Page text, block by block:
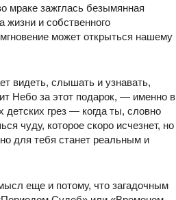
мраке зажглась безымянная
жизни и собственного
может открыться нашему
видеть, слышать и узнавать,
Небо за этот подарок, — именно в
грез — когда ты, словно
чуду, которое скоро исчезнет, но
для тебя станет реальным и
еще и потому, что загадочным